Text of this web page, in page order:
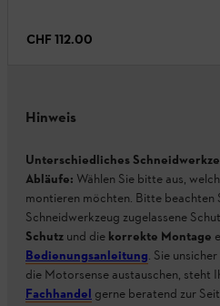
CHF 112.00
Hinweis
Unterschiedliches
Abläufe: Wählen Sie bitte aus,
montieren möchten. Bitte beachten
Schneidwerkzeug zugelassene
Schutz und die korrekte Montage
Bedienungsanleitung. Sie
die Motorsense austauschen, steht
Fachhandel gerne beratend zur